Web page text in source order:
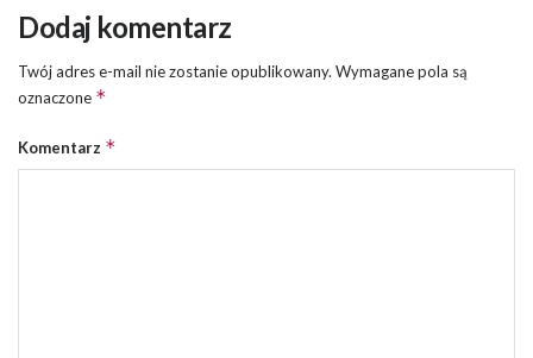
Dodaj komentarz
Twój adres e-mail nie zostanie opublikowany. Wymagane pola są
oznaczone *
Komentarz *